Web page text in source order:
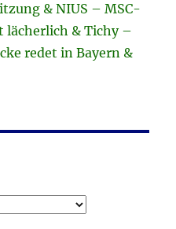
& NIUS – MSC-
lächerlich & Tichy –
redet in Bayern &